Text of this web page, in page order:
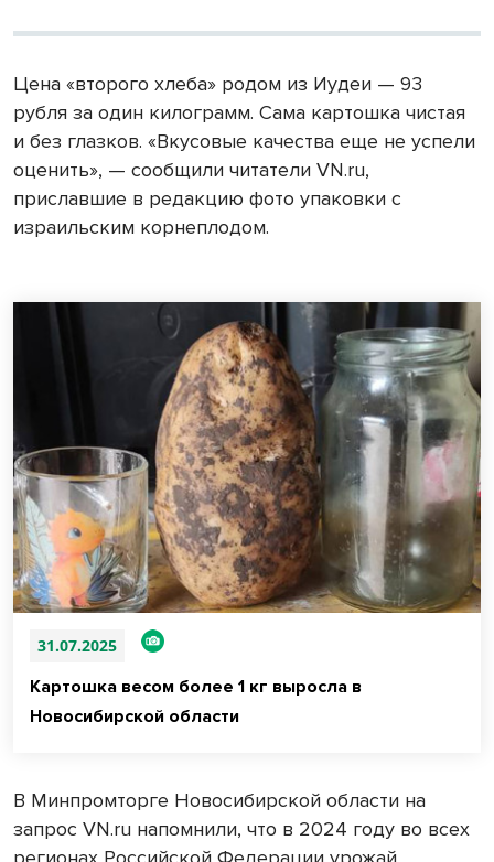
Цена «второго хлеба» родом из Иудеи — 93
рубля за один килограмм. Сама картошка чистая
и без глазков. «Вкусовые качества еще не успели
оценить», — сообщили читатели VN.ru,
приславшие в редакцию фото упаковки с
израильским корнеплодом.
31.07.2025
Картошка весом более 1 кг выросла в
Новосибирской области
В Минпромторге Новосибирской области на
запрос VN.ru напомнили, что в 2024 году во всех